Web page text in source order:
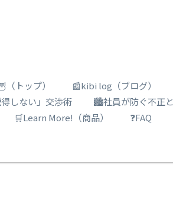
トップ） 📰kibi log（ブログ）
しない」交渉術
🏙️社員が防ぐ不正
🛒Learn More!（商品） ❓FAQ